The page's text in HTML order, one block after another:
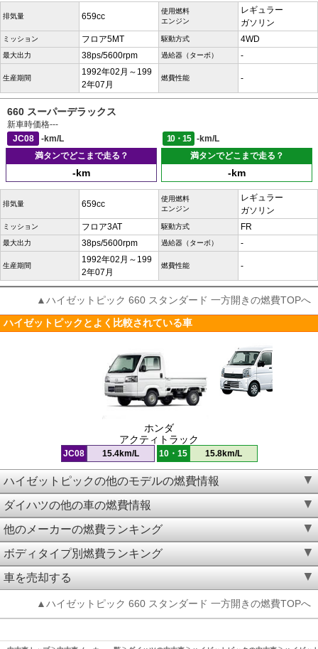
排気量 659cc
使用燃料
エンジン
レギュラー
ガソリン
ミッション フロア5MT 駆動方式 4WD
最大出力 38ps/5600rpm 過給器（ターボ） -
生産期間
1992年02月～199
2年07月
燃費性能 -
660 スーパーデラックス
新車時価格---
JC08
-km/L 10・15
-km/L
満タンでどこまで走る？
-km
満タンでどこまで走る？
-km
排気量 659cc
使用燃料
エンジン
レギュラー
ガソリン
ミッション フロア3AT 駆動方式 FR
最大出力 38ps/5600rpm 過給器（ターボ） -
生産期間
1992年02月～199
2年07月
燃費性能 -
▲ハイゼットピック 660 スタンダード 一方開きの燃費TOPへ
ハイゼットピックとよく比較されている車
ホンダ
アクティトラック
JC08 15.4km/L 10・15 15.8km/L
ハイゼットピックの他のモデルの燃費情報
ダイハツの他の車の燃費情報
他のメーカーの燃費ランキング
ボディタイプ別燃費ランキング
車を売却する
▲ハイゼットピック 660 スタンダード 一方開きの燃費TOPへ